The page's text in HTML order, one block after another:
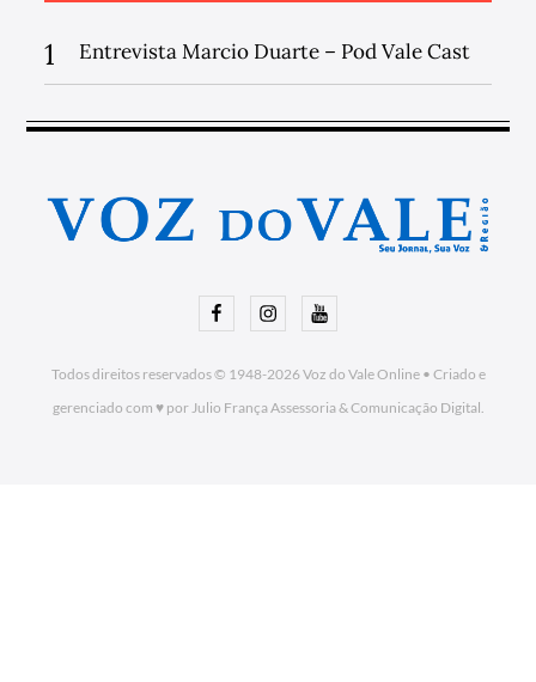
1 Entrevista Marcio Duarte – Pod Vale Cast
FacebookInstagramYoutube
Todos direitos reservados © 1948-2026Voz do Vale Online• Criado e
gerenciado com ♥ por Julio França Assessoria& Comunicação Digital.